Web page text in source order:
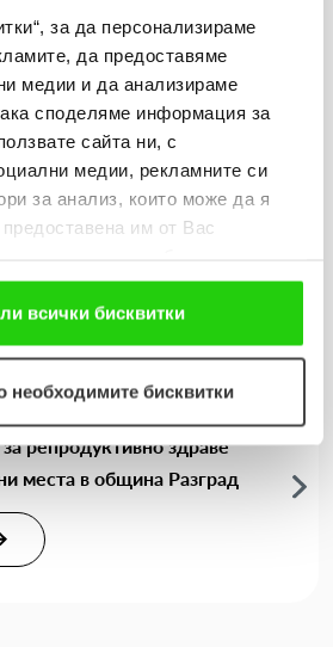
за да персонализираме
да предоставяме
медии и да анализираме
споделяме информация за
сайта ни, с
медии, рекламните си
за анализ, които може да я
им от Вас
на услугите им. Ако
нашия уебсайт, Вие се
"бисквитки".
всички бисквитки
необходимите бисквитки
новини
206 детски рисунки, 3
и 203 изненади
репродуктивно здраве“
места в община Разград